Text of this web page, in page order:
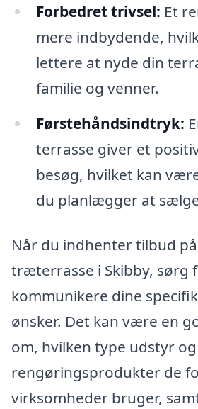
Forbedret trivsel: Et
mere indbydende,
lettere at nyde din
familie og venner.
Førstehåndsindtryk:
terrasse giver et
besøg, hvilket kan
du planlægger at
Når du indhenter tilbud
træterrasse i Skibby, sørg
kommunikere dine
ønsker. Det kan være en
om, hvilken type udstyr og
rengøringsprodukter de
virksomheder bruger,